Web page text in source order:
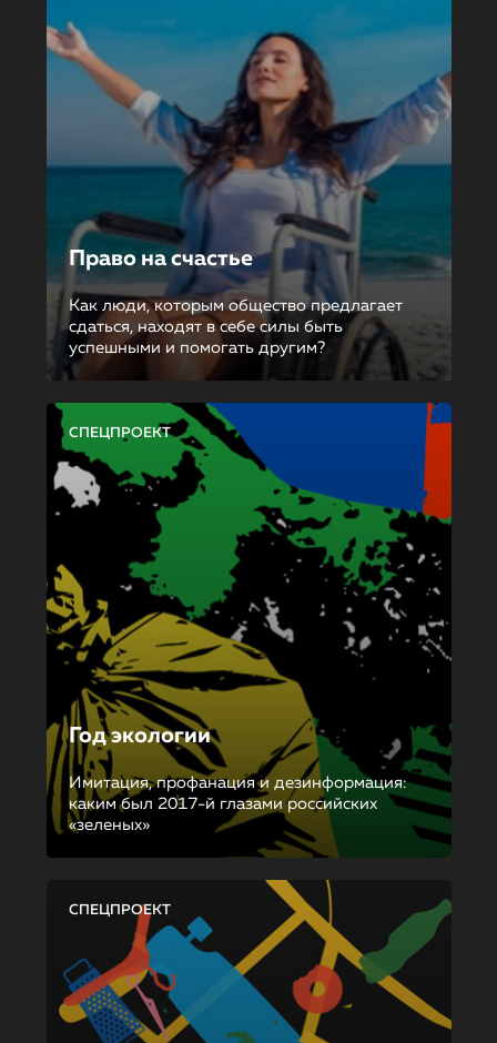
Право на счастье
Как люди, которым общество предлагает
сдаться, находят в себе силы быть
успешными и помогать другим?
СПЕЦПРОЕКТ
Год экологии
Имитация, профанация и дезинформация:
каким был 2017-й глазами российских
«зеленых»
СПЕЦПРОЕКТ